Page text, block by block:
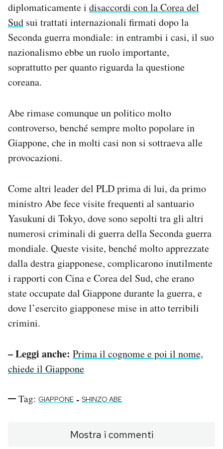
diplomaticamente i disaccordi con la Corea del
Sud sui trattati internazionali firmati dopo la
Seconda guerra mondiale: in entrambi i casi, il suo
nazionalismo ebbe un ruolo importante,
soprattutto per quanto riguarda la questione
coreana.
Abe rimase comunque un politico molto
controverso, benché sempre molto popolare in
Giappone, che in molti casi non si sottraeva alle
provocazioni.
Come altri leader del PLD prima di lui, da primo
ministro Abe fece visite frequenti al santuario
Yasukuni di Tokyo, dove sono sepolti tra gli altri
numerosi criminali di guerra della Seconda guerra
mondiale. Queste visite, benché molto apprezzate
dalla destra giapponese, complicarono inutilmente
i rapporti con Cina e Corea del Sud, che erano
state occupate dal Giappone durante la guerra, e
dove l’esercito giapponese mise in atto terribili
crimini.
– Leggi anche: Prima il cognome e poi il nome,
chiede il Giappone
Tag: GIAPPONE - SHINZO ABE
Mostra i commenti